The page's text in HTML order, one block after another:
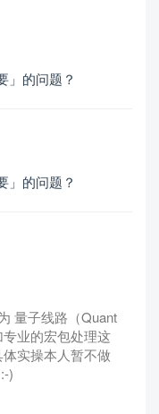
」的问题？
」的问题？
量子线路（Quant
业的宏包处理这
实操本人暂不做
)